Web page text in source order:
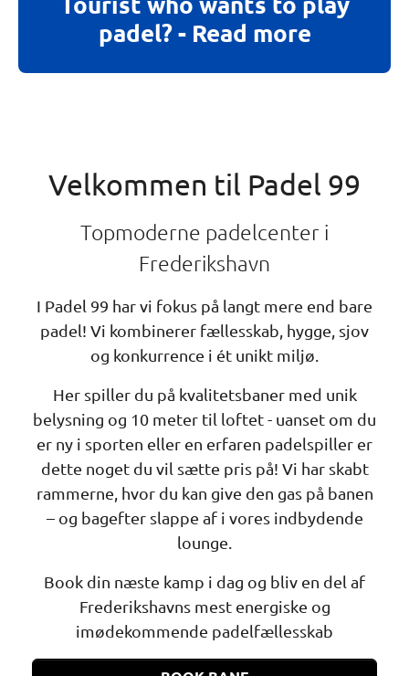
Frederikshavn
I Padel 99 har vi fokus på langt mere end bare
padel! Vi kombinerer fællesskab, hygge, sjov
og konkurrence i ét unikt miljø.
Her spiller du på kvalitetsbaner med unik
belysning og 10 meter til loftet - uanset om du
er ny i sporten eller en erfaren padelspiller er
dette noget du vil sætte pris på! Vi har skabt
rammerne, hvor du kan give den gas på banen
– og bagefter slappe af i vores indbydende
Book din næste kamp i dag og bliv en del af
Frederikshavns mest energiske og
imødekommende padelfællesskab
BOOK BANE